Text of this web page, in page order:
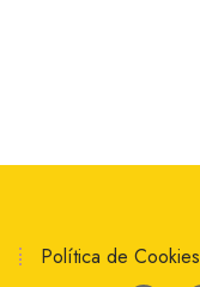
Política de Cookies